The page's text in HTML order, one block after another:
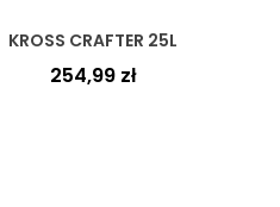
KROSS CRAFTER 25L
254,99 zł